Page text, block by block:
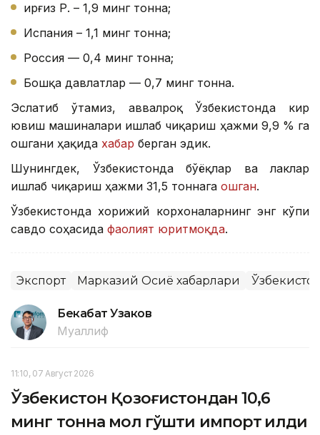
Қирғиз Р. – 1,9 минг тонна;
Испания – 1,1 минг тонна;
Россия — 0,4 минг тонна;
Бошқа давлатлар — 0,7 минг тонна.
Эслатиб ўтамиз, аввалроқ Ўзбекистонда кир
ювиш машиналари ишлаб чиқариш ҳажми 9,9 % га
ошгани ҳақида хабар берган эдик.
Шунингдек, Ўзбекистонда бўёқлар ва лаклар
ишлаб чиқариш ҳажми 31,5 тоннага ошган.
Ўзбекистонда хорижий корхоналарнинг энг кўпи
савдо соҳасида фаолият юритмоқда.
Экспорт Марказий Осиё хабарлари
Бекабат Узаков
Муаллиф
11:10, 07 Август 2026
Ўзбекистон Қозоғистондан 10,6
минг тонна мол гўшти импорт қилди